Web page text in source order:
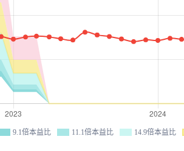
9.1倍本益比 11.1倍本益比 14.9倍本益比